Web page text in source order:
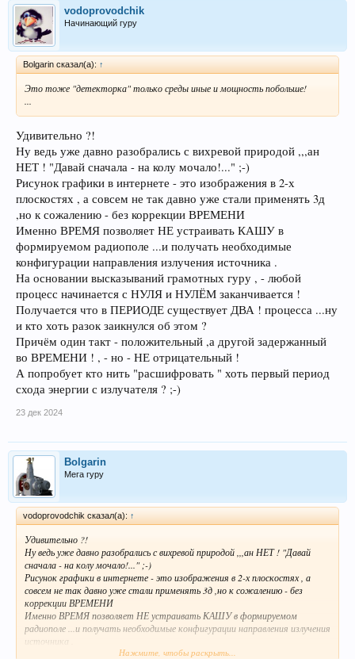
vodoprovodchik
Начинающий гуру
Bolgarin сказал(а): ↑
Это тоже "детекторка" только среды иные и мощность побольше!
...
Удивительно ?!
Ну ведь уже давно разобрались с вихревой природой ,,,ан
НЕТ ! "Давай сначала - на колу мочало!..." ;-)
Рисунок графики в интернете - это изображения в 2-х
плоскостях , а совсем не так давно уже стали применять 3д
,но к сожалению - без коррекции ВРЕМЕНИ
Именно ВРЕМЯ позволяет НЕ устраивать КАШУ в
формируемом радиополе ...и получать необходимые
конфигурации направления излучения источника .
На основании высказываний грамотных гуру , - любой
процесс начинается с НУЛЯ и НУЛЁМ заканчивается !
Получается что в ПЕРИОДЕ существует ДВА ! процесса ...ну
и кто хоть разок заикнулся об этом ?
Причём один такт - положительный ,а другой задержанный
во ВРЕМЕНИ ! , - но - НЕ отрицательный !
А попробует кто нить "расшифровать " хоть первый период
схода энергии с излучателя ? ;-)
23 дек 2024
Bolgarin
Мега гуру
vodoprovodchik сказал(а): ↑
Удивительно ?!
Ну ведь уже давно разобрались с вихревой природой ,,,ан НЕТ ! "Давай
сначала - на колу мочало!..." ;-)
Рисунок графики в интернете - это изображения в 2-х плоскостях , а
совсем не так давно уже стали применять 3д ,но к сожалению - без
коррекции ВРЕМЕНИ
Именно ВРЕМЯ позволяет НЕ устраивать КАШУ в формируемом
радиополе ...и получать необходимые конфигурации направления излучения
источника .
На основании высказываний грамотных гуру , - любой процесс начинается
Нажмите, чтобы раскрыть...